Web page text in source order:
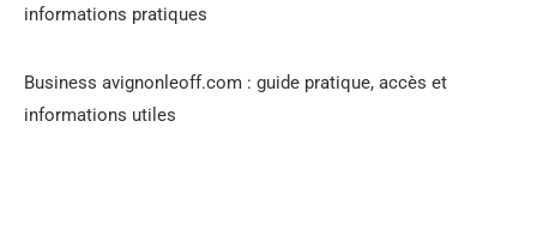
informations pratiques
Business avignonleoff.com : guide pratique, accès et
informations utiles